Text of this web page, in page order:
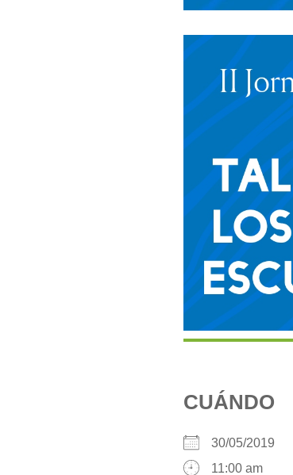
CUÁNDO
30/05/2019
11:00 am